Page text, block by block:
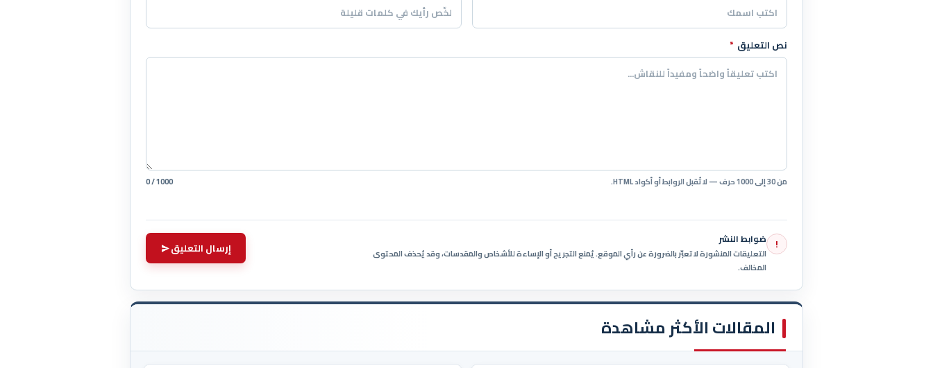
نص التعليق *
من 30 إلى 1000 حرف — لا تُقبل الروابط أو أكواد HTML. 0 / 1000
! ضوابط النشر
التعليقات المنشورة لا تعبّر بالضرورة عن رأي الموقع. يُمنع التجريح أو الإساءة للأشخاص والمقدسات، وقد يُحذف المحتوى
المخالف.
إرسال التعليق
المقالات الأكثر مشاهدة